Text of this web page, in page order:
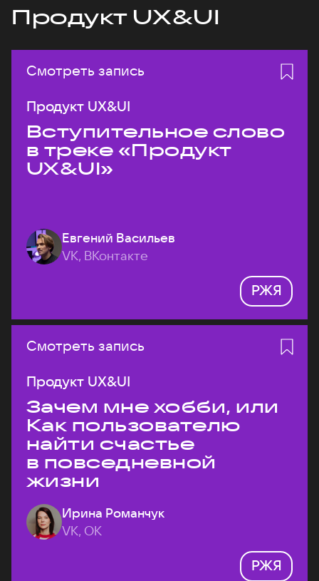
Продукт UX&UI
Смотреть запись
Продукт UX&UI
Вступительное слово
в треке «Продукт
UX&UI»
Евгений Васильев
VK, ВКонтакте
РЖЯ
Смотреть запись
Продукт UX&UI
Зачем мне хобби, или
Как пользователю
найти счастье
в повседневной
жизни
Ирина Романчук
VK, ОК
РЖЯ